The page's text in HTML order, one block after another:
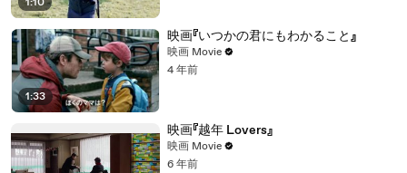
1:33
映画『いつかの君にもわかること』
映画 Movie
4 年前
映画『越年 Lovers』
映画 Movie
6 年前